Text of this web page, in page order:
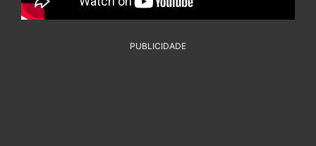
PUBLICIDADE